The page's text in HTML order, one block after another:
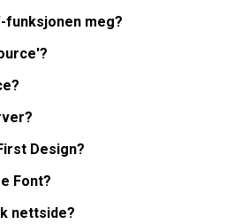
funksjonen meg?
Design?
Font?
nettside?